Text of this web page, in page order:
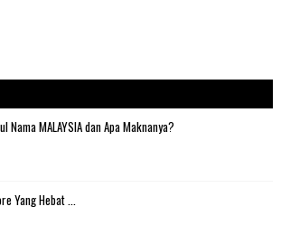
Nama MALAYSIA dan Apa Maknanya?
Yang Hebat ...